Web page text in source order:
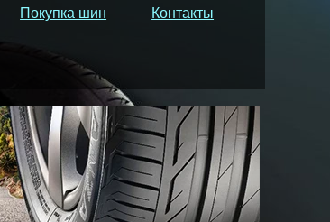
Покупка шин Контакты